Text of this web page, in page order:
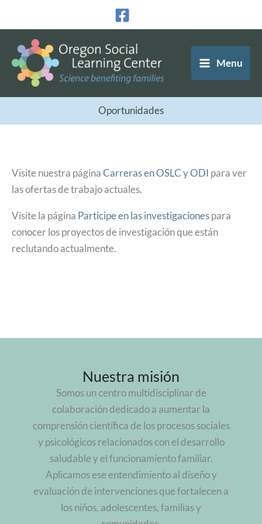
contenido
Menu
Oportunidades
Visite nuestra páginaCarreras en OSLC y ODI para ver
las ofertas de trabajo actuales.
Visite la página Participe en las investigacionespara
conocer los proyectos de investigación que están
reclutando actualmente.
Nuestra misión
Somos un centro multidisciplinar de
colaboración dedicado a aumentar la
comprensión científica de los procesos sociales
y psicológicos relacionados con el desarrollo
saludable y el funcionamiento familiar.
Aplicamos ese entendimiento al diseño y
evaluación de intervenciones que fortalecen a
los niños, adolescentes, familias y